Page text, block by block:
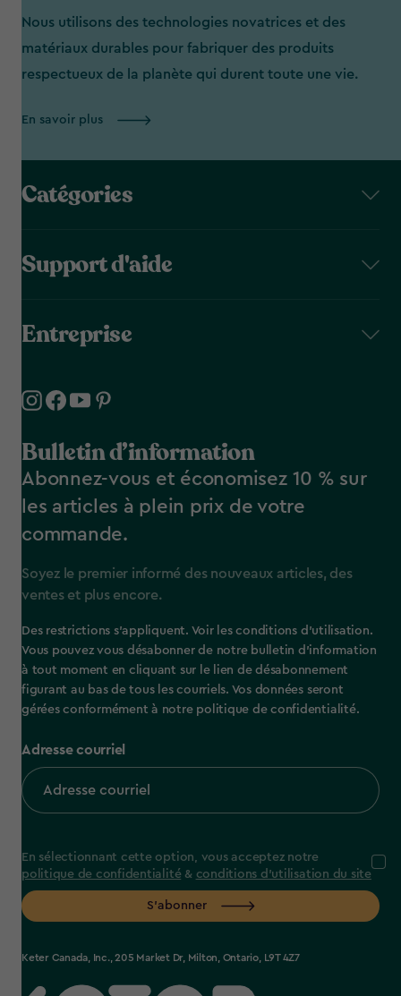
Nous utilisons des technologies novatrices et des
matériaux durables pour fabriquer des produits
respectueux de la planète qui durent toute une vie.
En savoir plus
Catégories
Support d'aide
Entreprise
Bulletin d’information
Abonnez-vous et économisez 10 % sur
les articles à plein prix de votre
commande.
Soyez le premier informé des nouveaux articles, des
ventes et plus encore.
Des restrictions s’appliquent. Voir les conditions d’utilisation.
Vous pouvez vous désabonner de notre bulletin d’information
à tout moment en cliquant sur le lien de désabonnement
figurant au bas de tous les courriels. Vos données seront
gérées conformément à notre politique de confidentialité.
Adresse courriel
En sélectionnant cette option, vous acceptez notre
politique de confidentialité & conditions d'utilisation du site
S’abonner
Keter Canada, Inc., 205 Market Dr, Milton, Ontario, L9T 4Z7